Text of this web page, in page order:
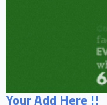
Your Add Here !!